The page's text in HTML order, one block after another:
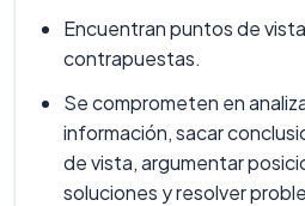
Encuentran puntos de
contrapuestas.
Se comprometen en
información, sacar
de vista, argumentar
soluciones y resolver